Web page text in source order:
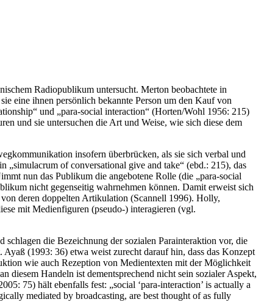
Radiopublikum untersucht. Merton beobachtete in
eine ihnen persönlich bekannte Person um den Kauf von
und „para-social interaction“ (Horten/Wohl 1956: 215)
und sie untersuchen die Art und Weise, wie sich diese dem
insofern überbrücken, als sie sich verbal und
„simulacrum of conversational give and take“ (ebd.: 215), das
nun das Publikum die angebotene Rolle (die „para-social
nicht gegenseitig wahrnehmen können. Damit erweist sich
deren doppelten Artikulation (Scannell 1996). Holly,
mit Medienfiguren (pseudo-) interagieren (vgl.
die Bezeichnung der sozialen Parainteraktion vor, die
(1993: 36) etwa weist zurecht darauf hin, dass das Konzept
wie auch Rezeption von Medientexten mit der Möglichkeit
diesem Handeln ist dementsprechend nicht sein sozialer Aspekt,
: 75) hält ebenfalls fest: „social ‘para-interaction’ is actually a
mediated by broadcasting, are best thought of as fully